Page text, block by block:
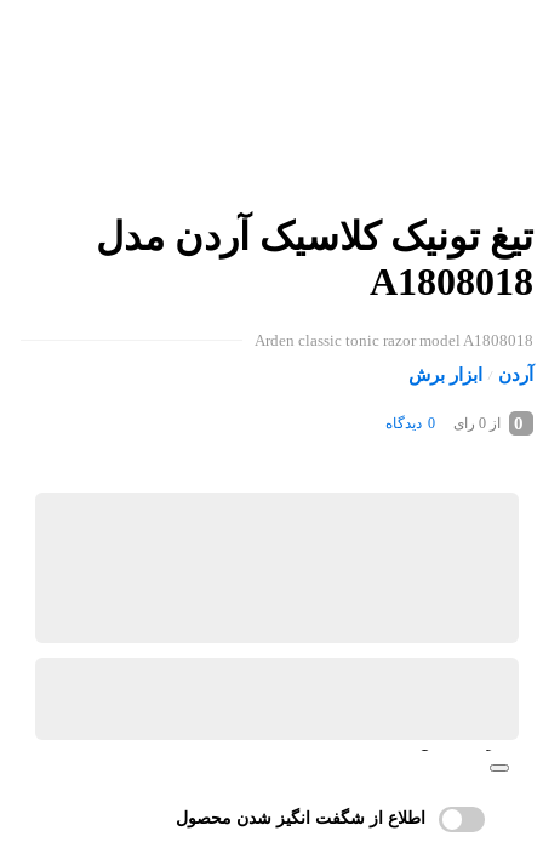
تیغ تونیک کلاسیک آردن مدل
A1808018
Arden classic tonic razor model A1808018
آردن / ابزار برش
0 از 0 رای 0 دیدگاه
اطلاع از شگفت انگیز شدن محصول